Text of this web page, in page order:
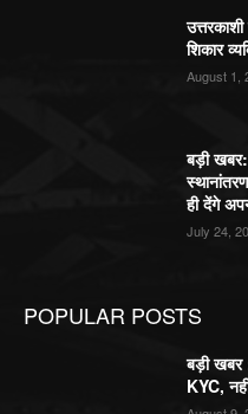
शिकार
August 1,
बड़ी
ही देंगे
July 24,
POPULAR POSTS
बड़ी
KYC,